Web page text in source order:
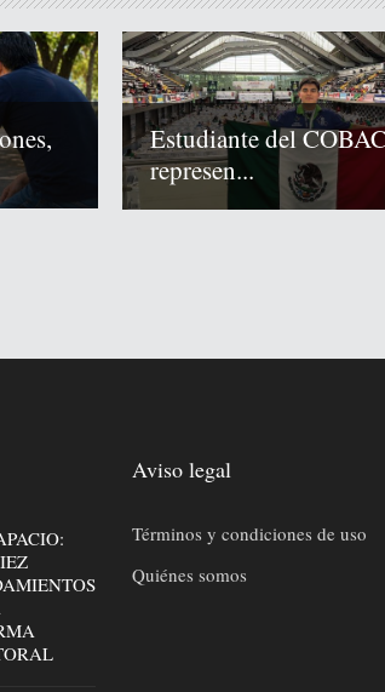
Estudiante del
represen...
Aviso legal
Términos y condiciones de uso
Quiénes somos